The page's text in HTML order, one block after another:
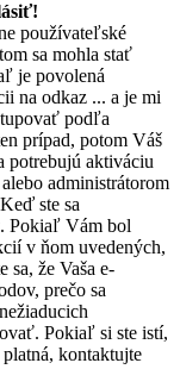
používateľské
sa mohla stať
je povolená
na odkaz ... a je mi
podľa
prípad, potom Váš
potrebujú aktiváciu
administrátorom
ste sa
Pokiaľ Vám bol
v ňom uvedených,
sa, že Vaša e-
prečo sa
Pokiaľ si ste istí,
kontaktujte